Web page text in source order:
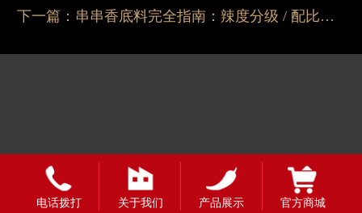
下一篇： 串串香底料完全指南：辣度分级 / 配比 / 进货节奏全解析
友情链接：
电话拨打 关于我们 产品展示 官方商城